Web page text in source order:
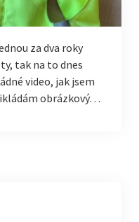
za dva roky
tak na to dnes
video, jak jsem
obrázkový…